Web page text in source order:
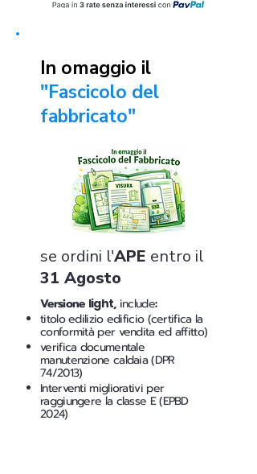
In omaggio il
"Fascicolo del
fabbricato"
se ordini l'APE entro il
31 Agosto
Versione light, include:
titolo edilizio edificio (certifica la
conformità per vendita ed affitto)
verifica documentale
manutenzione caldaia (DPR
74/2013)
Interventi migliorativi per
raggiungere la classe E (EPBD
2024)